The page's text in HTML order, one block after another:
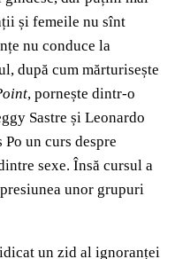
și femeile nu sînt
nu conduce la
după cum mărturisește
, pornește dintr-o
Sastre și Leonardo
un curs despre
sexe. Însă cursul a
unor grupuri
un zid al ignoranței